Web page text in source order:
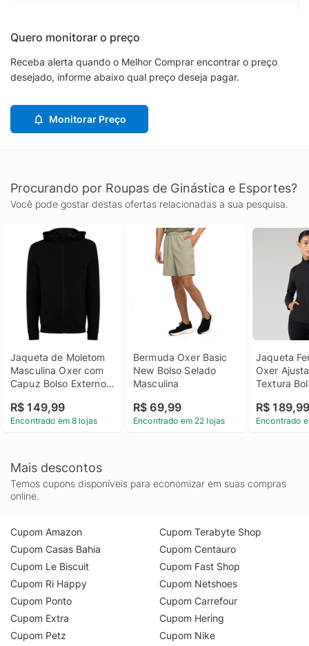
Quero monitorar o preço
Receba alerta quando o Melhor Comprar encontrar o preço
desejado, informe abaixo qual preço deseja pagar.
Monitorar Preço
Procurando por Roupas de Ginástica e Esportes?
Você pode gostar destas ofertas relacionadas a sua pesquisa.
Jaqueta de Moletom
Masculina Oxer com
Capuz Bolso Externo
R$ 149,99
Encontrado em 8 lojas
Bermuda Oxer Basic
New Bolso Selado
Masculina
R$ 69,99
Encontrado em 22 lojas
Jaqueta
Oxer
Textura
R$
Encontrado
Mais descontos
Temos cupons disponíveis para economizar em suas compras
online.
Cupom Amazon
Cupom Casas Bahia
Cupom Le Biscuit
Cupom Ri Happy
Cupom Ponto
Cupom Extra
Cupom Petz
Cupom Terabyte Shop
Cupom Centauro
Cupom Fast Shop
Cupom Netshoes
Cupom Carrefour
Cupom Hering
Cupom Nike